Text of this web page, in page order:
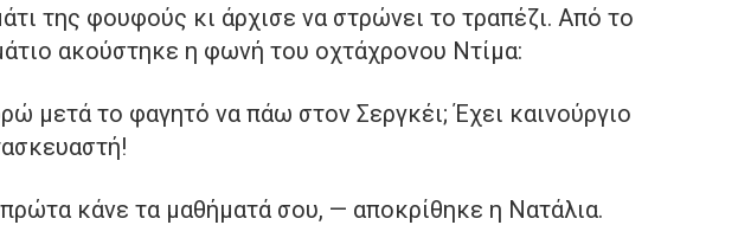
της φουφούς κι άρχισε να στρώνει το τραπέζι. Από το
ακούστηκε η φωνή του οχτάχρονου Ντίμα:
μετά το φαγητό να πάω στον Σεργκέι; Έχει καινούργιο
κάνε τα μαθήματά σου, — αποκρίθηκε η Νατάλια.